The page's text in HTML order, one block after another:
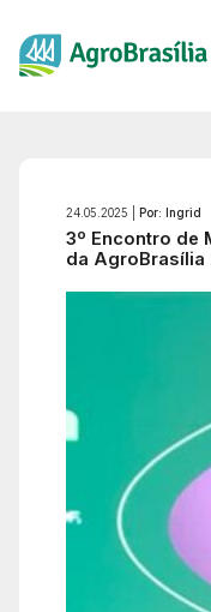
24.05.2025 | Por: Ingrid
3º Encontro de
da AgroBrasília